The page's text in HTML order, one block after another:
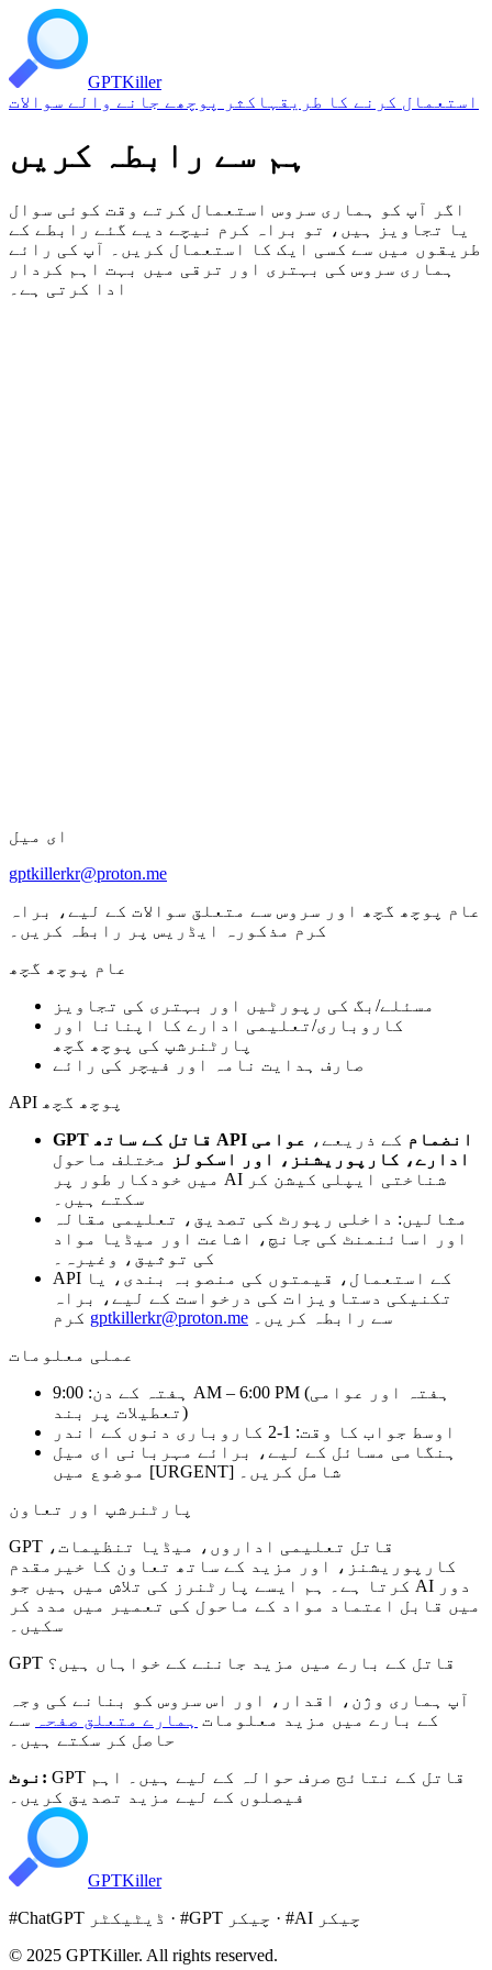
GPTKiller
استعمال کرنے کا طریقہ اکثر پوچھے جانے والے سوالات
ہم سے رابطہ کریں
اگر آپ کو ہماری سروس استعمال کرتے وقت کوئی سوال
یا تجاویز ہیں، تو براہ کرم نیچے دیے گئے رابطے کے
طریقوں میں سے کسی ایک کا استعمال کریں۔ آپ کی رائے
ہماری سروس کی بہتری اور ترقی میں بہت اہم کردار
ادا کرتی ہے۔
ای میل
gptkillerkr@proton.me
عام پوچھ گچھ اور سروس سے متعلق سوالات کے لیے، براہ
کرم مذکورہ ایڈریس پر رابطہ کریں۔
عام پوچھ گچھ
مسئلے/بگ کی رپورٹیں اور بہتری کی تجاویز
کاروباری/تعلیمی ادارے کا اپنانا اور
پارٹنرشپ کی پوچھ گچھ
صارف ہدایت نامہ اور فیچر کی رائے
API پوچھ گچھ
GPT قاتل کے ساتھ API انضمام کے ذریعے،
عوامی
ادارے، کارپوریشنز، اور اسکولز
مختلف ماحول
میں خودکار طور پر AI شناختی ایپلی کیشن کر
سکتے ہیں۔
مثالیں: داخلی رپورٹ کی تصدیق، تعلیمی مقالہ
اور اسائنمنٹ کی جانچ، اشاعت اور میڈیا مواد
کی توثیق، وغیرہ۔
API کے استعمال، قیمتوں کی منصوبہ بندی، یا
تکنیکی دستاویزات کی درخواست کے لیے، براہ
gptkillerkr@proton.me
سے رابطہ کریں۔
عملی معلومات
ہفتہ کے دن: 9:00 AM – 6:00 PM (ہفتہ اور عوامی
تعطیلات پر بند)
اوسط جواب کا وقت: 1-2 کاروباری دنوں کے اندر
ہنگامی مسائل کے لیے، برائے مہربانی ای میل
موضوع میں [URGENT] شامل کریں۔
پارٹنرشپ اور تعاون
GPT قاتل تعلیمی اداروں، میڈیا تنظیمات،
کارپوریشنز، اور مزید کے ساتھ تعاون کا خیرمقدم
کرتا ہے۔ ہم ایسے پارٹنرز کی تلاش میں ہیں جو AI دور
میں قابل اعتماد مواد کے ماحول کی تعمیر میں مدد کر
سکیں۔
GPT قاتل کے بارے میں مزید جاننے کے خواہاں ہیں؟
آپ ہماری وژن، اقدار، اور اس سروس کو بنانے کی وجہ
کے بارے میں مزید معلومات ہمارے متعلق صفحہ
سے
حاصل کر سکتے ہیں۔
نوٹ: GPT قاتل کے نتائج صرف حوالہ کے لیے ہیں۔ اہم
فیصلوں کے لیے مزید تصدیق کریں۔
GPTKiller
#
ChatGPT ڈیٹیکٹر · # GPT چیکر · #
AI چیکر
© 2025 GPTKiller. All rights reserved.